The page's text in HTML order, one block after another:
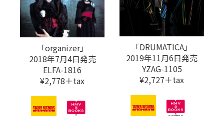
「organizer」
2018年7月4日発売
ELFA-1816
¥2,778＋tax
「DRUMATICA」
2019年11月6日発売
YZAG-1105
¥2,727＋tax